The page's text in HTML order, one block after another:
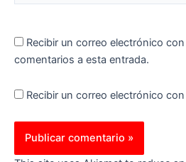
Recibir un correo electrónico
comentarios a esta entrada.
Recibir un correo electrónico